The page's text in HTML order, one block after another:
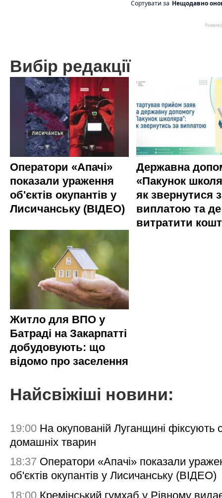
Вибір редакції
Оператори «Апачі»
показали ураження
об'єктів окупантів у
Лисичанську (ВІДЕО)
Державна
«Пакунок
як звернутися
виплатою та де
витратити
Житло для ВПО у
Батраді на Закарпатті
добудовують: що
відомо про заселення
Найсвіжіші новини:
19:00 На окупованій Луганщині фіксують
домашніх тварин
18:37 Оператори «Апачі» показали
об'єктів окупантів у Лисичанську (ВІДЕО)
18:00 Кремінський гумхаб у Рівному